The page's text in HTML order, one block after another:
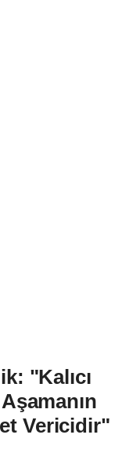
"Kalıcı
Vericidir"